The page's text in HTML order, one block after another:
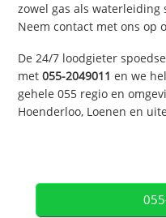
zowel gas als waterleiding
Neem contact met ons op
De 24/7 loodgieter
met055-2049011 en we
gehele 055 regio en
Hoenderloo, Loenen en